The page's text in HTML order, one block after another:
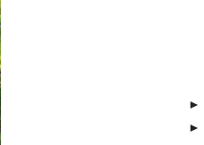
►
►